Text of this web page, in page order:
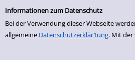
Einfache Suche
Informationen zum Datenschutz
Bei der Verwendung dieser Webseite
allgemeine Datenschutzerklär1ung. Mit der
zur Navigation springen
zum Inhalt springen
Zu den Suchfiltern springen
Zur Trefferliste springen